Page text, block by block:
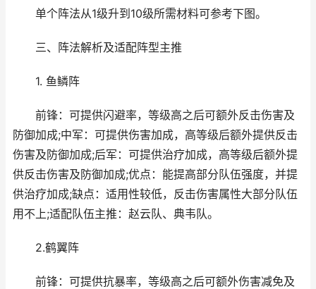
单个阵法从1级升到10级所需材料可参考下图。
三、阵法解析及适配阵型主推
1. 鱼鳞阵
前锋：可提供闪避率，等级高之后可额外反击伤害及
防御加成;中军：可提供伤害加成，高等级后额外提供反击
伤害及防御加成;后军：可提供治疗加成，高等级后额外提
供反击伤害及防御加成;优点：能提高部分队伍强度，并提
供治疗加成;缺点：适用性较低，反击伤害属性大部分队伍
用不上;适配队伍主推：赵云队、典韦队。
2.鹤翼阵
前锋：可提供抗暴率，等级高之后可额外伤害减免及